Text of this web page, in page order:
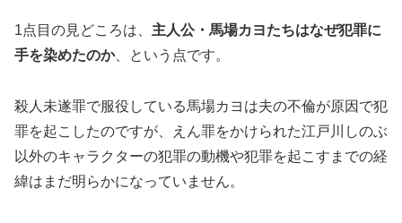
1点目の見どころは、 主人公・馬場カヨたちはなぜ犯罪に
手を染めたのか、という点です。
殺人未遂罪で服役している馬場カヨは夫の不倫が原因で犯
罪を起こしたのですが、えん罪をかけられた江戸川しのぶ
以外のキャラクターの犯罪の動機や犯罪を起こすまでの経
緯はまだ明らかになっていません。